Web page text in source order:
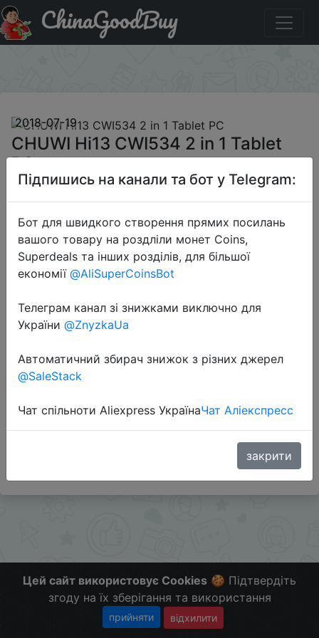
Паридбати з промокодом IT$TAHI13 CHUWI Hi13
CWI534 2 in 1 Tablet PC
ChinaGoodBuy
2018-07-19
CHUWI Hi13 CWI534 2 in 1 Tablet
PC
$309.99
Промокод:"IT$TAHI13"
Слідкуйте за знижками на мобільному, в телеграм
Цей сайт використовує Cookies 🍪 Підтвердіть
згоду на їх зберігання та використання
прийняти відхилити
Підпишись на канали та бот у Telegram:
Бот для швидкого створення прямих посилань
вашого товару на роздліли монет Coins,
Superdeals та інших розділів, для більшої
економії @AliSuperCoinsBot
Телеграм канал зі знижками виключно для
України @ZnyzkaUa
Автоматичний збирач знижок з різних джерел
@SaleStack
Чат спільноти Aliexpress УкраїнаЧат Аліекспресс
закрити